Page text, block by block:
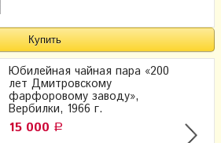
Юбилейная чайная пара «200
лет Дмитровскому
фарфоровому заводу»,
Вербилки, 1966 г.
15 000 Р